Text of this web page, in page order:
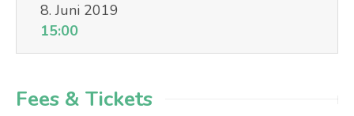
8. Juni 2019
15:00
Fees & Tickets